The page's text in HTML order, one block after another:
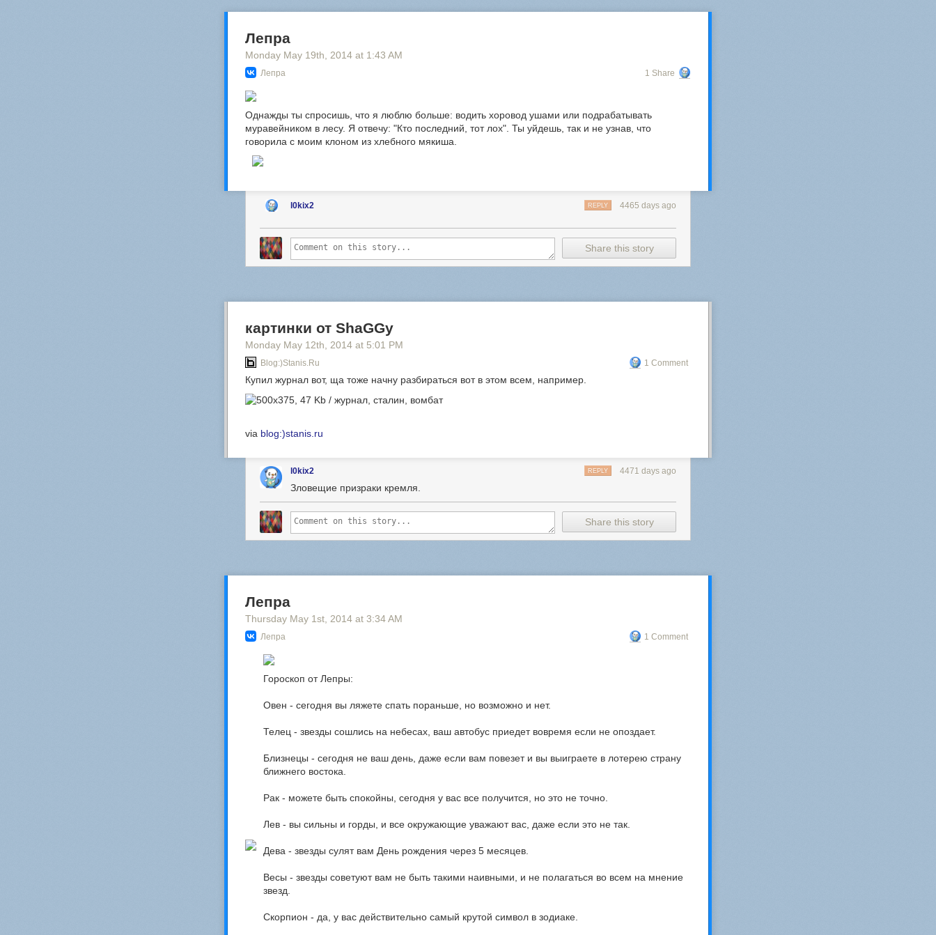
Лепра
Monday May 19th , 2014 at 1:43 AM
Лепра 1 Share
Однажды ты спросишь, что я люблю больше: водить хоровод ушами или подрабатывать
муравейником в лесу. Я отвечу: "Кто последний, тот лох". Ты уйдешь, так и не узнав, что
говорила с моим клоном из хлебного мякиша.
l0kix2 4465 days ago
REPLY
Share this story
картинки от ShaGGy
Monday May 12th , 2014 at 5:01 PM
Blog:)stanis.ru 1 Comment
Купил журнал вот, ща тоже начну разбираться вот в этом всем, например.
via blog:)stanis.ru
l0kix2 4471 days ago
REPLY
Зловещие призраки кремля.
Share this story
Лепра
Thursday May 1st , 2014 at 3:34 AM
Лепра 1 Comment
Гороскоп от Лепры:
Овен - сегодня вы ляжете спать пораньше, но возможно и нет.
Телец - звезды сошлись на небесах, ваш автобус приедет вовремя если не опоздает.
Близнецы - сегодня не ваш день, даже если вам повезет и вы выиграете в лотерею страну
ближнего востока.
Рак - можете быть спокойны, сегодня у вас все получится, но это не точно.
Лев - вы сильны и горды, и все окружающие уважают вас, даже если это не так.
Дева - звезды сулят вам День рождения через 5 месяцев.
Весы - звезды советуют вам не быть такими наивными, и не полагаться во всем на мнение
звезд.
Скорпион - да, у вас действительно самый крутой символ в зодиаке.